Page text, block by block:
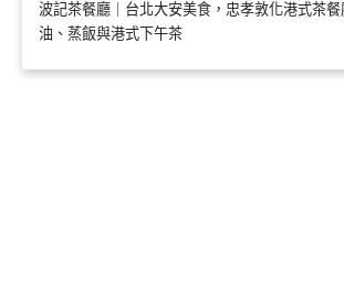
波記茶餐廳｜台北大安美食，忠孝敦化港式茶
油、蒸飯與港式下午茶